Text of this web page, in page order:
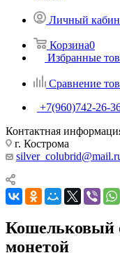
Личный
Корзина0
Избранные
Сравнение
+7(960)742-26-
Контактная
г. Кострома
Кошельковый
монетой